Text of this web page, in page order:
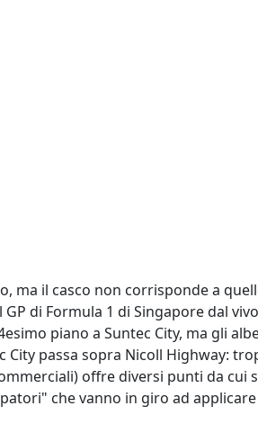
ma il casco non corrisponde a
di Formula 1 di Singapore dal
piano a Suntec City, ma gli
passa sopra Nicoll Highway:
offre diversi punti da cui
che vanno in giro ad